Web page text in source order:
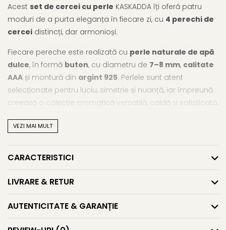
Acest set de cercei cu perle KASKADDA îți oferă patru
moduri de a purta eleganța în fiecare zi, cu 4 perechi de
cercei distincți, dar armonioși.
Fiecare pereche este realizată cu perle naturale de apă
dulce, în formă buton, cu diametru de 7–8 mm, calitate
AAA și montură din argint 925. Perlele sunt atent
selecționate pentru luciu, simetrie și nuanță, iar împreună
creează o colecție cromatică versatilă, caldă și sofisticată.
Setul conține:
• 1 perechecercei cu perle
• 1 perechecercei cu perlecrem – calzi și subtili
• 1 perechecercei cu perle
feminini
Fiecare nuanță are personalitatea ei, iar acest set te
însoțește perfect de la birou la evenimente speciale, de la
VEZI MAI MULT
CARACTERISTICI
LIVRARE & RETUR
AUTENTICITATE & GARANȚIE